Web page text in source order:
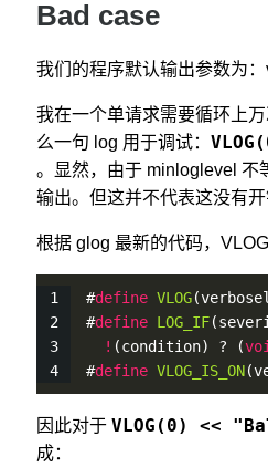
Bad case
我们的程序默认输出参数为
我在一个单请求需要循环上
么一句 log 用于调试：
。显然，由于 minloglevel 不
输出。但这并不代表这没有开
根据 glog 最新的代码，VLOG
#define VLOG
#define LOG_IF
! (condition) ? (
#define VLOG_IS_ON
因此对于VLOG(0) <<
成：